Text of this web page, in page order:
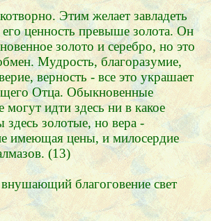
Этим желает завладеть
ценность превыше золота. Он
золото и серебро, но это
Мудрость, благоразумие,
верность - все это украшает
Отца. Обыкновенные
могут идти здесь ни в какое
здесь золотые, но вера -
имеющая цены, и милосердие
(13)
благоговение свет